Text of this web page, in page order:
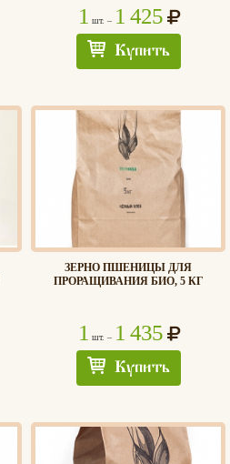
1 шт. – 1 425
Купить
ЗЕРНО ПШЕНИЦЫ ДЛЯ
ПРОРАЩИВАНИЯ БИО, 5 КГ
1 шт. – 1 435
Купить